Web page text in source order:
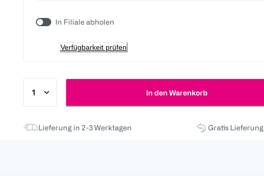
In Filiale abholen
Verfügbarkeit prüfen
In den Warenkorb
Lieferung in 2-3 Werktagen Gratis